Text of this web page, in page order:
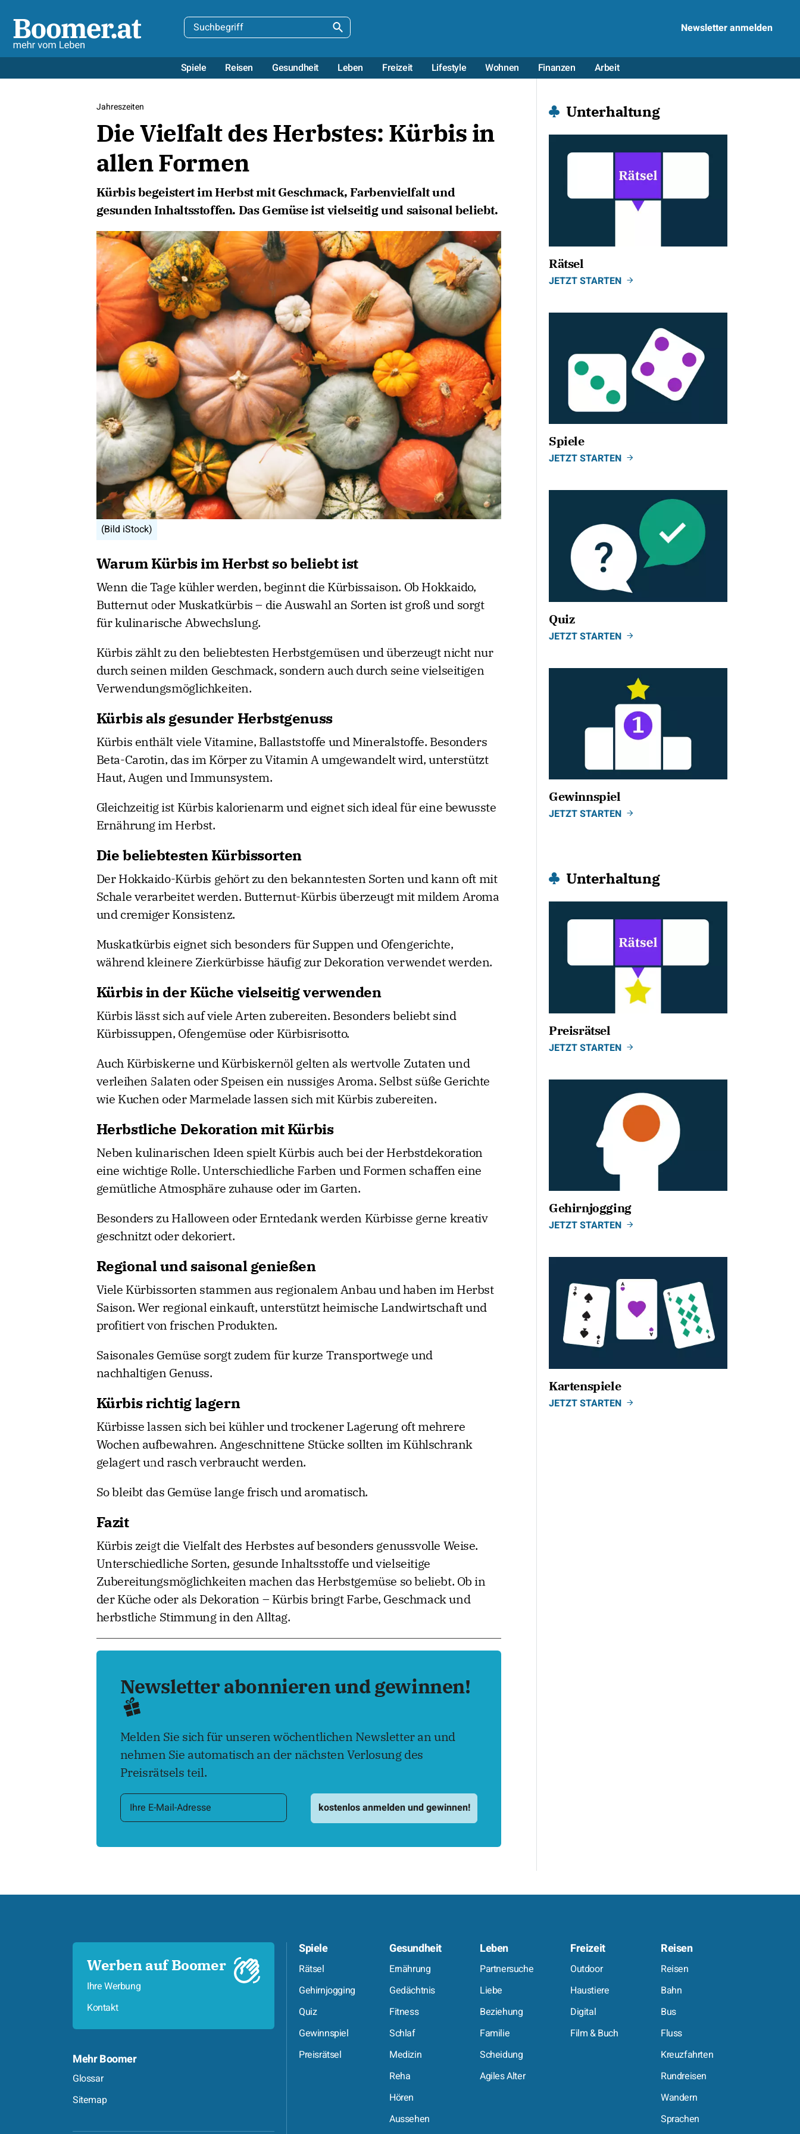
Newsletter anmelden
Spiele Reisen Gesundheit Leben Freizeit Lifestyle Wohnen Finanzen Arbeit
Jahreszeiten
Die Vielfalt des Herbstes: Kürbis in
allen Formen
Kürbis begeistert im Herbst mit Geschmack, Farbenvielfalt und
gesunden Inhaltsstoffen. Das Gemüse ist vielseitig und saisonal beliebt.
(Bild iStock)
Warum Kürbis im Herbst so beliebt ist
Wenn die Tage kühler werden, beginnt die Kürbissaison. Ob Hokkaido,
Butternut oder Muskatkürbis – die Auswahl an Sorten ist groß und sorgt
für kulinarische Abwechslung.
Kürbis zählt zu den beliebtesten Herbstgemüsen und überzeugt nicht nur
durch seinen milden Geschmack, sondern auch durch seine vielseitigen
Verwendungsmöglichkeiten.
Kürbis als gesunder Herbstgenuss
Kürbis enthält viele Vitamine, Ballaststoffe und Mineralstoffe. Besonders
Beta-Carotin, das im Körper zu Vitamin A umgewandelt wird, unterstützt
Haut, Augen und Immunsystem.
Gleichzeitig ist Kürbis kalorienarm und eignet sich ideal für eine bewusste
Ernährung im Herbst.
Die beliebtesten Kürbissorten
Der Hokkaido-Kürbis gehört zu den bekanntesten Sorten und kann oft mit
Schale verarbeitet werden. Butternut-Kürbis überzeugt mit mildem Aroma
und cremiger Konsistenz.
Muskatkürbis eignet sich besonders für Suppen und Ofengerichte,
während kleinere Zierkürbisse häufig zur Dekoration verwendet werden.
Kürbis in der Küche vielseitig verwenden
Kürbis lässt sich auf viele Arten zubereiten. Besonders beliebt sind
Kürbissuppen, Ofengemüse oder Kürbisrisotto.
Auch Kürbiskerne und Kürbiskernöl gelten als wertvolle Zutaten und
verleihen Salaten oder Speisen ein nussiges Aroma. Selbst süße Gerichte
wie Kuchen oder Marmelade lassen sich mit Kürbis zubereiten.
Herbstliche Dekoration mit Kürbis
Neben kulinarischen Ideen spielt Kürbis auch bei der Herbstdekoration
eine wichtige Rolle. Unterschiedliche Farben und Formen schaffen eine
gemütliche Atmosphäre zuhause oder im Garten.
Besonders zu Halloween oder Erntedank werden Kürbisse gerne kreativ
geschnitzt oder dekoriert.
Regional und saisonal genießen
Viele Kürbissorten stammen aus regionalem Anbau und haben im Herbst
Saison. Wer regional einkauft, unterstützt heimische Landwirtschaft und
profitiert von frischen Produkten.
Saisonales Gemüse sorgt zudem für kurze Transportwege und
nachhaltigen Genuss.
Kürbis richtig lagern
Kürbisse lassen sich bei kühler und trockener Lagerung oft mehrere
Wochen aufbewahren. Angeschnittene Stücke sollten im Kühlschrank
gelagert und rasch verbraucht werden.
So bleibt das Gemüse lange frisch und aromatisch.
Fazit
Kürbis zeigt die Vielfalt des Herbstes auf besonders genussvolle Weise.
Unterschiedliche Sorten, gesunde Inhaltsstoffe und vielseitige
Zubereitungsmöglichkeiten machen das Herbstgemüse so beliebt. Ob in
der Küche oder als Dekoration – Kürbis bringt Farbe, Geschmack und
herbstliche Stimmung in den Alltag.
Newsletter abonnieren und gewinnen!
Melden Sie sich für unseren wöchentlichen Newsletter an und
nehmen Sie automatisch an der nächsten Verlosung des
Preisrätsels teil.
Unterhaltung
Rätsel
JETZT STARTEN
Spiele
JETZT STARTEN
Quiz
JETZT STARTEN
Gewinnspiel
JETZT STARTEN
Unterhaltung
Preisrätsel
JETZT STARTEN
Gehirnjogging
JETZT STARTEN
Kartenspiele
JETZT STARTEN
Werben auf Boomer
Ihre Werbung
Kontakt
Mehr Boomer
Glossar
Sitemap
Spiele
Rätsel
Gehirnjogging
Quiz
Gewinnspiel
Preisrätsel
Gesundheit
Ernährung
Gedächtnis
Fitness
Schlaf
Medizin
Reha
Hören
Aussehen
Leben
Partnersuche
Liebe
Beziehung
Familie
Scheidung
Agiles Alter
Freizeit
Outdoor
Haustiere
Digital
Film & Buch
Reisen
Reisen
Bahn
Bus
Fluss
Kreuzfahrten
Rundreisen
Wandern
Sprachen